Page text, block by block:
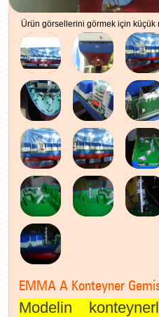
Ürün görsellerini görmek için küçük
EMMA A Konteyner
Modelin